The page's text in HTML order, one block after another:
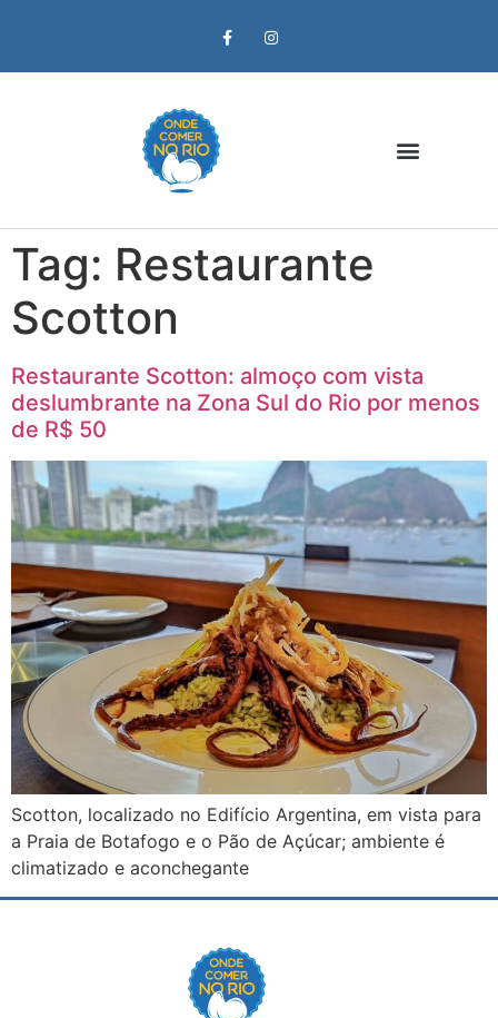
Tag: Restaurante
Scotton
Restaurante Scotton: almoço com vista
deslumbrante na Zona Sul do Rio por menos
de R$ 50
Scotton, localizado no Edifício Argentina, em vista para
a Praia de Botafogo e o Pão de Açúcar; ambiente é
climatizado e aconchegante